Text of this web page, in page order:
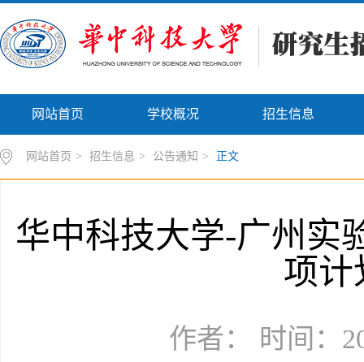
网站首页 学校概况 招生信息
网站首页 > 招生信息 > 公告通知 > 正文
华中科技大学-广州实
项计
作者： 时间：